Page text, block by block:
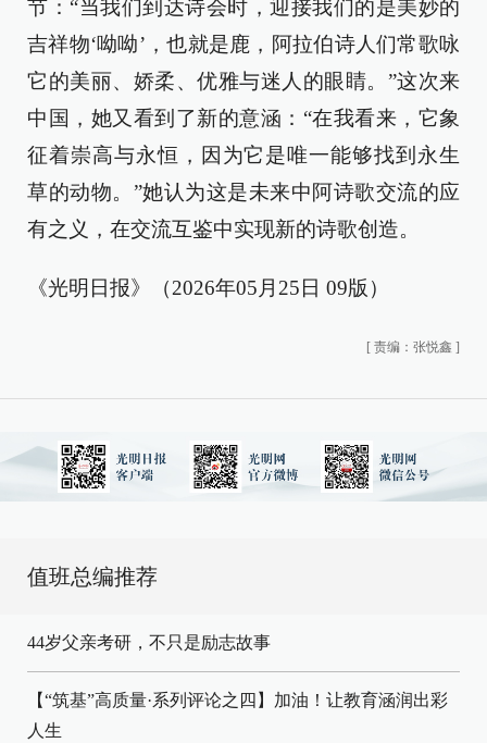
节：“当我们到达诗会时，迎接我们的是美妙的
吉祥物‘呦呦’，也就是鹿，阿拉伯诗人们常歌咏
它的美丽、娇柔、优雅与迷人的眼睛。”这次来
中国，她又看到了新的意涵：“在我看来，它象
征着崇高与永恒，因为它是唯一能够找到永生
草的动物。”她认为这是未来中阿诗歌交流的应
有之义，在交流互鉴中实现新的诗歌创造。
《光明日报》（2026年05月25日 09版）
[ 责编：张悦鑫 ]
值班总编推荐
44岁父亲考研，不只是励志故事
【“筑基”高质量·系列评论之四】加油！让教育涵润出彩
人生